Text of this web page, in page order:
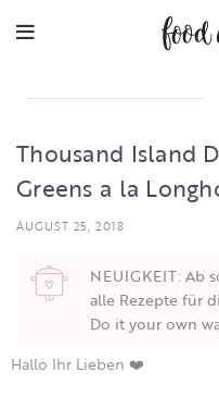
Thousand Island
Greens a la
AUGUST 25, 2018
NEUIGKEIT: Ab
alle Rezepte für
Do it your own
Hallo Ihr Lieben ❤️